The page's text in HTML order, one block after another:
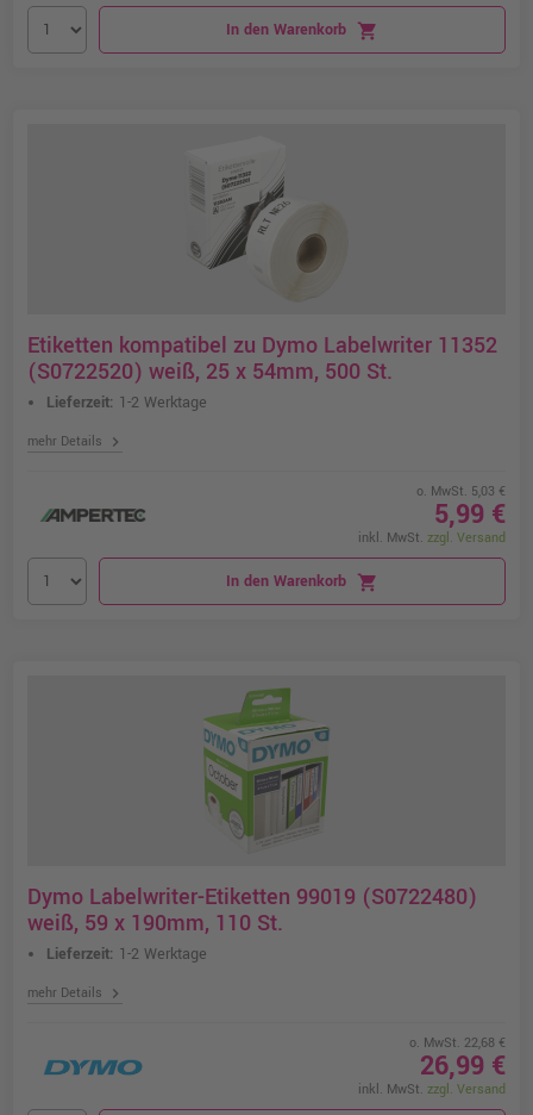
In den Warenkorb shopping_cart
Etiketten kompatibel zu Dymo Labelwriter 11352
(S0722520) weiß, 25 x 54mm, 500 St.
Lieferzeit: 1-2 Werktage
mehr Details chevron_right
o. MwSt. 5,03 €
5,99 €
inkl. MwSt. zzgl. Versand
In den Warenkorb shopping_cart
Dymo Labelwriter-Etiketten 99019 (S0722480)
weiß, 59 x 190mm, 110 St.
Lieferzeit: 1-2 Werktage
mehr Details chevron_right
o. MwSt. 22,68 €
26,99 €
inkl. MwSt. zzgl. Versand